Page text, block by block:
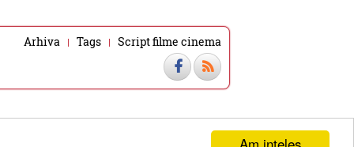
Arhiva Tags Script filme cinema